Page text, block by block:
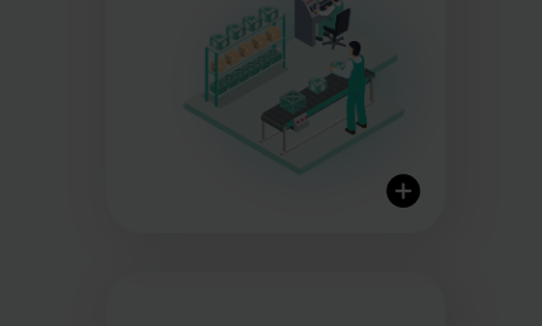
Visión en tiempo real del
inventario
Almacenamiento
certificado orgánico